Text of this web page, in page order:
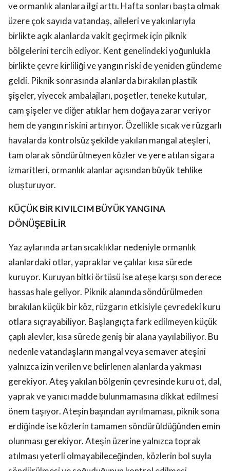
ve ormanlık alanlara ilgi arttı. Hafta sonları başta olmak
üzere çok sayıda vatandaş, aileleri ve yakınlarıyla
birlikte açık alanlarda vakit geçirmek için piknik
bölgelerini tercih ediyor. Kent genelindeki yoğunlukla
birlikte çevre kirliliği ve yangın riski de yeniden gündeme
geldi. Piknik sonrasında alanlarda bırakılan plastik
şişeler, yiyecek ambalajları, poşetler, teneke kutular,
cam şişeler ve diğer atıklar hem doğaya zarar veriyor
hem de yangın riskini artırıyor. Özellikle sıcak ve rüzgarlı
havalarda kontrolsüz şekilde yakılan mangal ateşleri,
tam olarak söndürülmeyen közler ve yere atılan sigara
izmaritleri, ormanlık alanlar açısından büyük tehlike
oluşturuyor.
KÜÇÜK BİR KIVILCIM BÜYÜK YANGINA
DÖNÜŞEBİLİR
Yaz aylarında artan sıcaklıklar nedeniyle ormanlık
alanlardaki otlar, yapraklar ve çalılar kısa sürede
kuruyor. Kuruyan bitki örtüsü ise ateşe karşı son derece
hassas hale geliyor. Piknik alanında söndürülmeden
bırakılan küçük bir köz, rüzgarın etkisiyle çevredeki kuru
otlara sıçrayabiliyor. Başlangıçta fark edilmeyen küçük
çaplı alevler, kısa sürede geniş bir alana yayılabiliyor. Bu
nedenle vatandaşların mangal veya semaver ateşini
yalnızca izin verilen ve belirlenen alanlarda yakması
gerekiyor. Ateş yakılan bölgenin çevresinde kuru ot, dal,
yaprak ve yanıcı madde bulunmamasına dikkat edilmesi
önem taşıyor. Ateşin başından ayrılmaması, piknik sona
erdiğinde ise közlerin tamamen söndürüldüğünden emin
olunması gerekiyor. Ateşin üzerine yalnızca toprak
atılması yeterli olmayabileceğinden, közlerin bol suyla